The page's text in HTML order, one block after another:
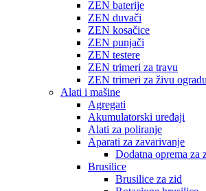
ZEN baterije
ZEN duvači
ZEN kosačice
ZEN punjači
ZEN testere
ZEN trimeri za travu
ZEN trimeri za živu ogradu
Alati i mašine
Agregati
Akumulatorski uređaji
Alati za poliranje
Aparati za zavarivanje
Dodatna oprema za
Brusilice
Brusilice za zid